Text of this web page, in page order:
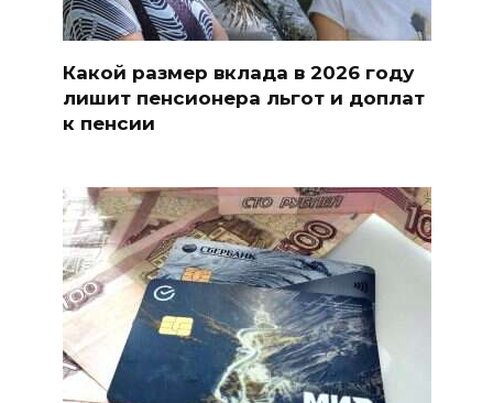
Какой размер вклада в 2026 году
лишит пенсионера льгот и доплат
к пенсии